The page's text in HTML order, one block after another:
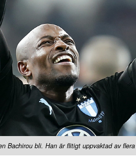
Bachirou bli. Han är flitigt uppvaktad av